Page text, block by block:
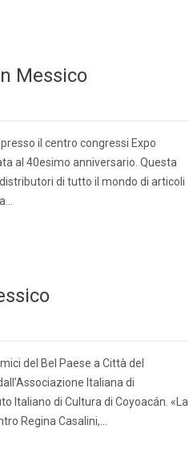
Messico
il centro congressi Expo
al 40esimo anniversario. Questa
di tutto il mondo di articoli
del Bel Paese a Città del
Italiana di
Italiano di Cultura di Coyoacán. «La
Regina Casalini,…